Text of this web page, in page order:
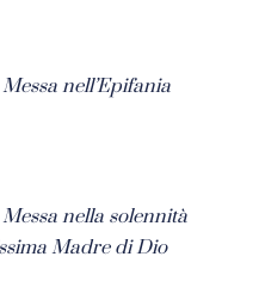
nell’Epifania
nella solennità
Madre di Dio